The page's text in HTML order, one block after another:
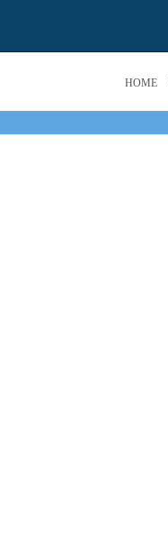
HOME